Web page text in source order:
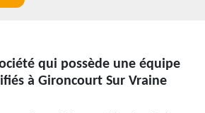
qui possède une équipe
à Gironcourt Sur Vraine